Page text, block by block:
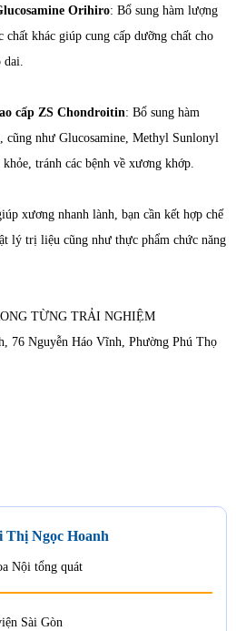
Orihiro: Bổ sung hàm lượng
chất khác giúp cung cấp dưỡng chất cho
cấp ZS Chondroitin: Bổ sung hàm
cũng như Glucosamine, Methyl Sunlonyl
tránh các bệnh về xương khớp.
xương nhanh lành, bạn cần kết hợp chế
lý trị liệu cũng như thực phẩm chức năng
TỪNG TRẢI NGHIỆM
76 Nguyễn Háo Vĩnh, Phường Phú Thọ
Thị Ngọc Hoanh
Nội tổng quát
Sài Gòn